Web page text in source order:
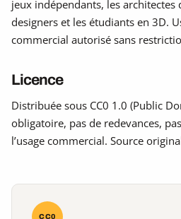
jeux indépendants, les architectes
designers et les étudiants en 3D.
commercial autorisé sans
Licence
Distribuée sous CC0 1.0 (Public
obligatoire, pas de redevances,
l’usage commercial. Source
CC0